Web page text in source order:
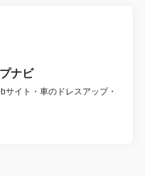
ナビ
イト・車のドレスアップ・